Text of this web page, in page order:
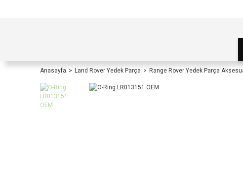
Anasayfa Land Rover Yedek Parça Range Rover Yedek Parça